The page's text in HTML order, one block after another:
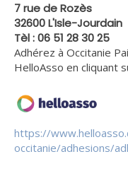
7 rue de Rozès
32600 L'Isle-Jourdain
Tèl : 06 51 28 30 25
Adhérez à Occitanie
HelloAsso en cliquant
https://
occitanie/adhesions/